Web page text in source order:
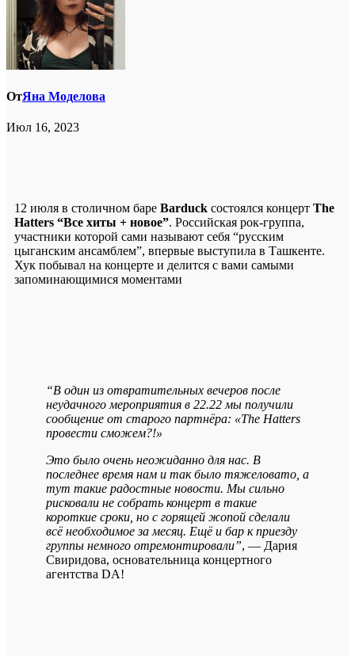
ОтЯна Моделова
Июл 16, 2023
12 июля в столичном баре Barduck состоялся концерт The
Hatters “Все хиты + новое”. Российская рок-группа,
участники которой сами называют себя “русским
цыганским ансамблем”, впервые выступила в Ташкенте.
Хук побывал на концерте и делится с вами самыми
запоминающимися моментами
“В один из отвратительных вечеров после
неудачного мероприятия в 22.22 мы получили
сообщение от старого партнёра: «The Hatters
провести сможем?!»
Это было очень неожиданно для нас. В
последнее время нам и так было тяжеловато, а
тут такие радостные новости. Мы сильно
рисковали не собрать концерт в такие
короткие сроки, но с горящей жопой сделали
всё необходимое за месяц. Ещё и бар к приезду
группы немного отремонтировали”, — Дария
Свиридова, основательница концертного
агентства DA!